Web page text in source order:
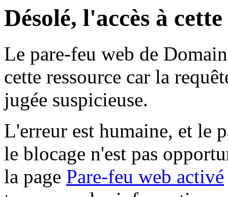
Désolé, l'accès à
Le pare-feu web de
cette ressource car la
jugée suspicieuse.
L'erreur est humaine, et le
le blocage n'est pas
la page Pare-feu web activé